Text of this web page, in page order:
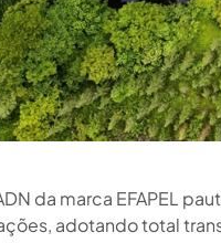
da marca EFAPEL
adotando total